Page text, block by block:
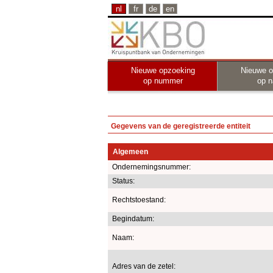
nl fr de en
Nieuwe opzoeking
op nummer
Nieuwe
op
Gegevens van de geregistreerde entiteit
Algemeen
Ondernemingsnummer:
Status:
Rechtstoestand:
Begindatum:
Naam:
Adres van de zetel: